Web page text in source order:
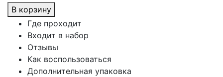
В корзину
Где проходит
Входит в набор
Отзывы
Как воспользоваться
Дополнительная упаковка